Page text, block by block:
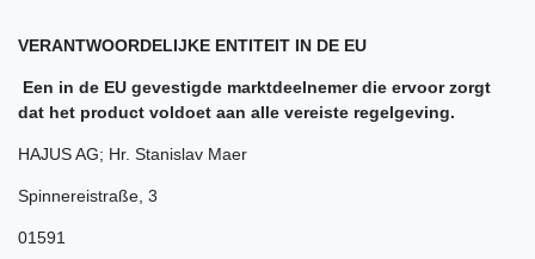
VERANTWOORDELIJKE ENTITEIT IN DE EU
Een in de EU gevestigde marktdeelnemer die ervoor zorgt
dat het product voldoet aan alle vereiste regelgeving.
HAJUS AG; Hr. Stanislav Maer
Spinnereistraße 3
01591